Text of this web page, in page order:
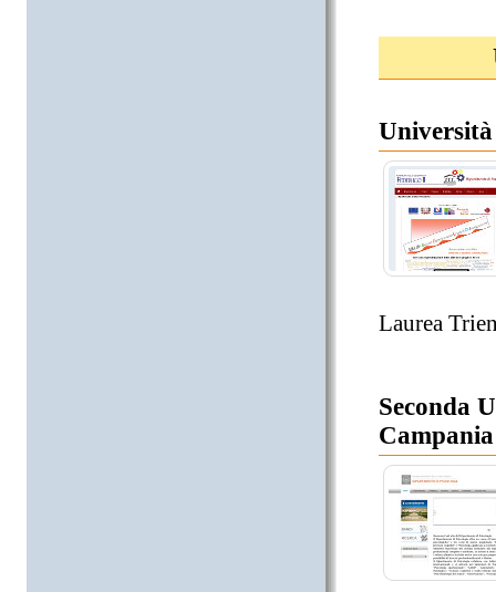
Laurea
Seconda
Campania